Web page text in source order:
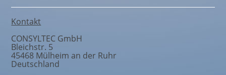
Kontakt
CONSYLTEC GmbH
Bleichstr. 5
45468 Mülheim an der Ruhr
Deutschland